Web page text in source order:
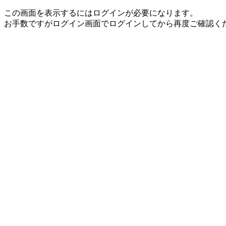
この画面を表示するにはログインが必要になります。
お手数ですがログイン画面でログインしてから再度ご確認く